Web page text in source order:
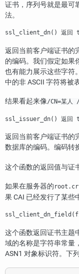
证书，序列号就是最可
法。
ssl_client_dn() 返回
返回当前客户端证书的
的编码。我们假定如果
也有能力展示这些字符
中的非 ASCII 字符将被
结果看起来像/CN=某人
ssl_issuer_dn() 返回
返回当前客户端证书的
数据库的编码。编码转
这个函数的返回值与证
如果在服务器的
果 CAI 已经发行了某些
这个函数返回证书主题
域的名称是字符串常量
ASN1 对象标识符。下